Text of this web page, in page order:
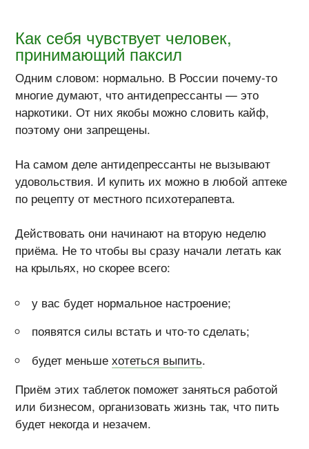
Как себя чувствует человек,
принимающий паксил
Одним словом: нормально. В России почему-то
многие думают, что антидепрессанты — это
наркотики. От них якобы можно словить кайф,
поэтому они запрещены.
На самом деле антидепрессанты не вызывают
удовольствия. И купить их можно в любой аптеке
по рецепту от местного психотерапевта.
Действовать они начинают на вторую неделю
приёма. Не то чтобы вы сразу начали летать как
на крыльях, но скорее всего:
у вас будет нормальное настроение;
появятся силы встать и что-то сделать;
будет меньшехотеться выпить.
Приём этих таблеток поможет заняться работой
или бизнесом, организовать жизнь так, что пить
будет некогда и незачем.